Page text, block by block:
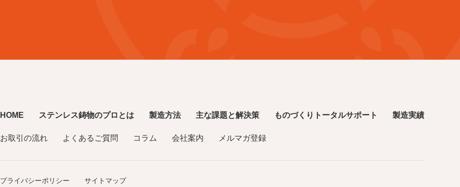
HOME ステンレス鋳物のプロとは 製造方法 主な課題と解決策 ものづくりトータルサポート 製造実績
お取引の流れ よくあるご質問 コラム 会社案内 メルマガ登録
プライバシーポリシー サイトマップ